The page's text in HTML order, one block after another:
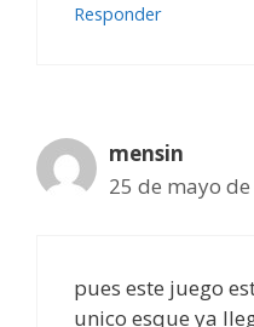
Responder
mensin
25 de mayo
pues este juego
unico esque ya